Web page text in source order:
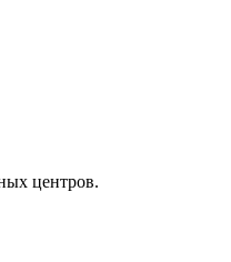
центров.